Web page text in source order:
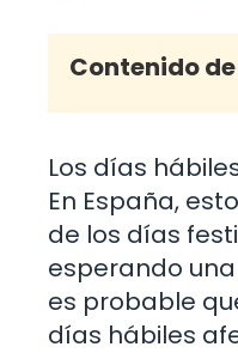
Contenido
Los días
En España,
de los días
esperando
es probable
días hábiles